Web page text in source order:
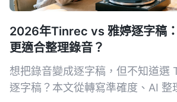
2026年Tinrec vs 雅婷逐字稿
更適合整理錄音？
想把錄音變成逐字稿，但不知道選
逐字稿？本文從轉寫準確度、AI 整